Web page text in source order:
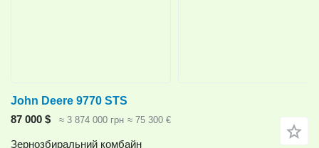
John Deere 9770 STS
87 000 $
≈ 3 874 000 грн ≈ 75 300 €
Зернозбиральний комбайн